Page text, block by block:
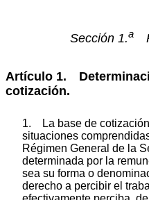
Sección 1.a
Artículo 1.
cotización.
1. La base de
situaciones
Régimen General de la
determinada por la
sea su forma o
derecho a percibir el